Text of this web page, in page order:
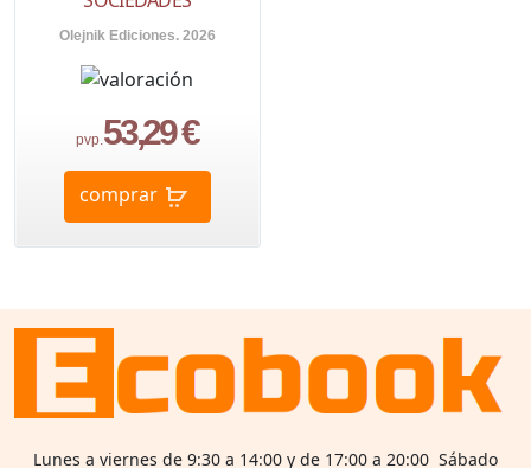
Olejnik Ediciones. 2026
pvp.53,29 €
comprar
Lunes a viernes de 9:30 a 14:00 y de 17:00 a 20:00 Sábado